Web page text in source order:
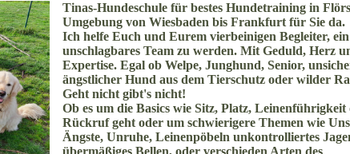
Tinas-Hundeschule für bestes Hundetraining in
Umgebung von Wiesbaden bis Frankfurt für Sie da.
Ich helfe Euch und Eurem vierbeinigen Begleiter, ein
unschlagbares Team zu werden. Mit Geduld, Herz
Expertise. Egal ob Welpe, Junghund, Senior,
ängstlicher Hund aus dem Tierschutz oder wilder
Geht nicht gibt's nicht!
Ob es um die Basics wie Sitz, Platz, Leinenführigkeit
Rückruf geht oder um schwierigere Themen wie
Ängste, Unruhe, Leinenpöbeln unkontrolliertes
übermäßiges Bellen, oder verschieden Arten des